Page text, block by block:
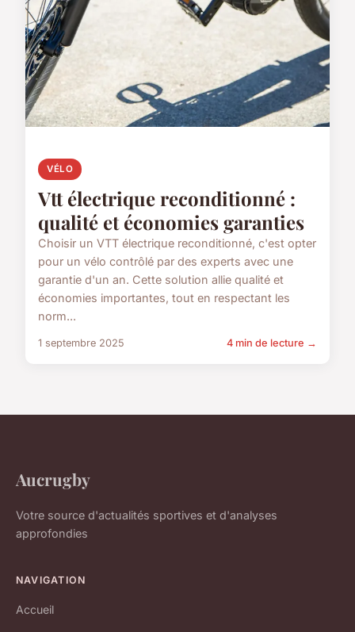
VÉLO
Vtt électrique reconditionné :
qualité et économies garanties
Choisir un VTT électrique reconditionné, c'est opter
pour un vélo contrôlé par des experts avec une
garantie d'un an. Cette solution allie qualité et
économies importantes, tout en respectant les
norm...
1 septembre 2025 4 min de lecture →
Aucrugby
Votre source d'actualités sportives et d'analyses
approfondies
NAVIGATION
Accueil